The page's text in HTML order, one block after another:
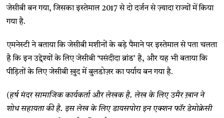
जेसीबी बन गया, जिसका इस्तेमाल 2017 से दो दर्जन से ज़्यादा राज्यों में किया
गया है.
एमनेस्टी ने बताया कि जेसीबी मशीनों के बड़े पैमाने पर इस्तेमाल से पता चलता
है कि इन उद्देश्यों के लिए जेसीबी ‘पसंदीदा ब्रांड’ है, और यह भी बताया कि
पीड़ितों के लिए जेसीबी ख़ुद में बुलडोज़र का पर्याय बन गया है.
(हर्ष मंदर सामाजिक कार्यकर्ता और लेखक है. लेख के लिए उमैर ख़ान ने
शोध सहायता की है. इस लेख के लिए डायसपोरा इन एक्शन फॉर डेमोक्रेसी